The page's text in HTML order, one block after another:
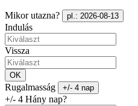
Mikor utazna? pl.: 2026-08-13
Indulás
Vissza
OK
Rugalmasság +/- 4 nap
+/- 4 Hány nap?